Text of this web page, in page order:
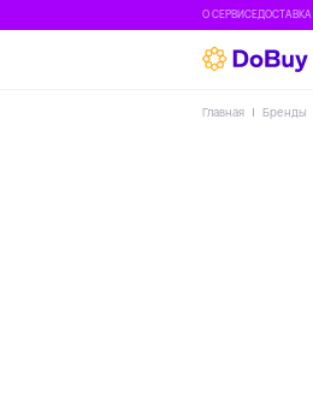
О СЕРВИСЕДОСТАВКА
Главная Бренды